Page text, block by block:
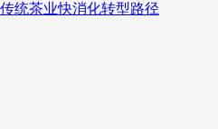
统茶业快消化转型路径